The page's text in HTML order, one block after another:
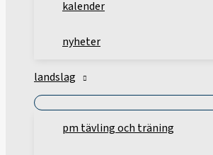
kalender
nyheter
landslag
pm tävling och träning